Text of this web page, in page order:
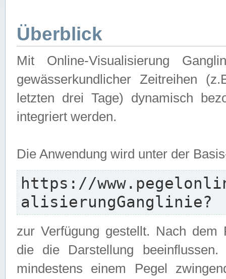
Überblick
Mit Online-Visualisierung
gewässerkundlicher Zeitreihen
letzten drei Tage) dynamisch
integriert werden.
Die Anwendung wird unter der
https://
alisierungGanglinie?
zur Verfügung gestellt. Nach dem
die die Darstellung
mindestens einem Pegel